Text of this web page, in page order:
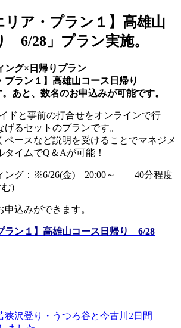
リア・プラン１】高雄山
6/28」プラン実施。
ング×日帰りプラン
プラン１】高雄山コース日帰り
あと、数名のお申込みが可能です。
ドと事前の打合せをオンラインで行
るセットのプランです。
ペースなど説明を受けることでマネジメ
タイムでQ＆Aが可能！
ング：※6/26(金) 20:00～ 40分程度
む)
込みができます。
ラン１】高雄山コース日帰り 6/28
狭沢登り・うつろ谷と今古川2日間